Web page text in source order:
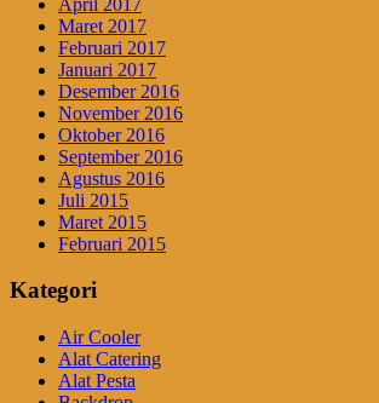
Maret 2017
Februari 2017
Januari 2017
Desember 2016
November 2016
Oktober 2016
September 2016
Agustus 2016
Juli 2015
Maret 2015
Februari 2015
Kategori
Air Cooler
Alat Catering
Alat Pesta